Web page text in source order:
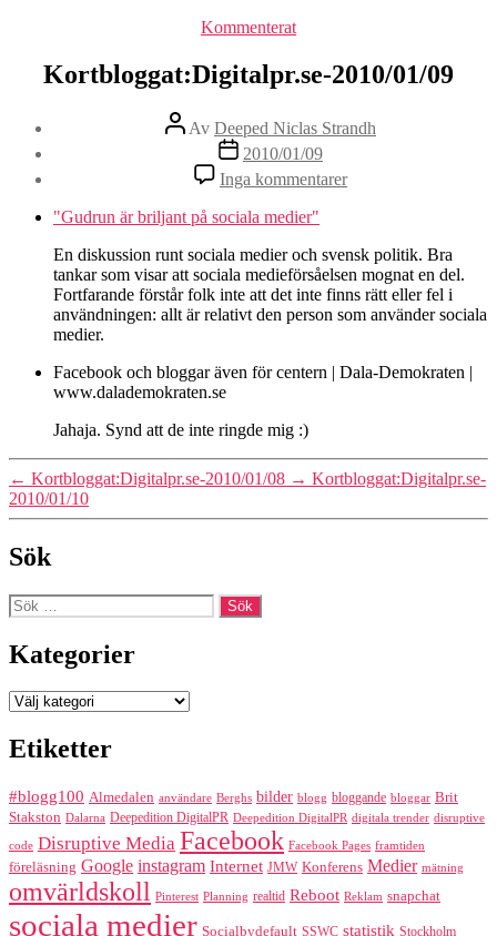
Kategorier
Kommenterat
Kortbloggat:Digitalpr.se-2010/01/09
Inläggsförfattare
Av Deeped Niclas Strandh
Inläggsdatum
2010/01/09
Inga kommentarertill
"Gudrun är briljant på sociala medier"
En diskussion runt sociala medier och svensk politik. Bra
tankar som visar att sociala medieförsåelsen mognat en del.
Fortfarande förstår folk inte att det inte finns rätt eller fel i
användningen: allt är relativt den person som använder sociala
medier.
Facebook och bloggar även för centern | Dala-Demokraten |
www.dalademokraten.se
Jahaja. Synd att de inte ringde mig :)
← Kortbloggat:Digitalpr.se-2010/01/08 → Kortbloggat:Digitalpr.se-
2010/01/10
Sök
Sök
efter:
Kategorier
Kategorier
Etiketter
#blogg100 Almedalen användare Berghs bilder blogg bloggande bloggar Brit
Stakston Dalarna Deepedition DigitalPR Deepedition DigitalPR digitala trender disruptive
code Disruptive Media Facebook Facebook Pages framtiden
föreläsning Google instagram Internet JMW Konferens Medier mätning
omvärldskoll Pinterest Planning realtid Reboot Reklam snapchat
sociala medier Socialbydefault SSWC statistik Stockholm